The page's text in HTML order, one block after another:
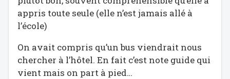
appris toute seule (elle n’est jamais allé à
l’école)
On avait compris qu’un bus viendrait nous
chercher à l’hôtel. En fait c’est note guide qui
vient mais on part à pied…